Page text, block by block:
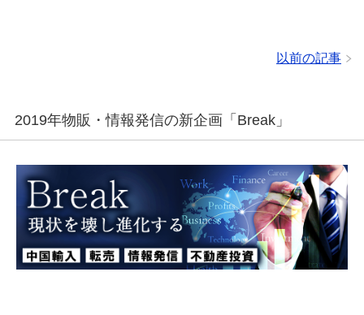
以前の記事
2019年物販・情報発信の新企画「Break」